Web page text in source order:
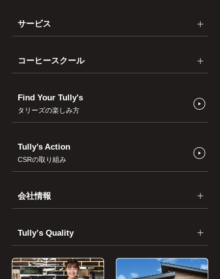
サービス
コーヒースクール
Find Your Tully's
タリーズの楽しみ方
Tully’s Action
CSRの取り組み
会社情報
Tullyʼs Quality